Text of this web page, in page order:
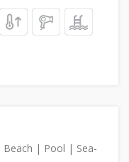
Beach | Pool | Sea-